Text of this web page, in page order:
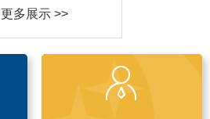
更多展示 >>